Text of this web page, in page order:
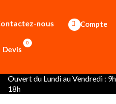
nous Compte
Devis
0
Ouvert du Lundi au Vendredi :
18h